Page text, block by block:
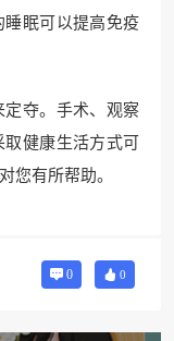
眠可以提高免疫
夺。手术、观察
健康生活方式可
您有所帮助。
0 0